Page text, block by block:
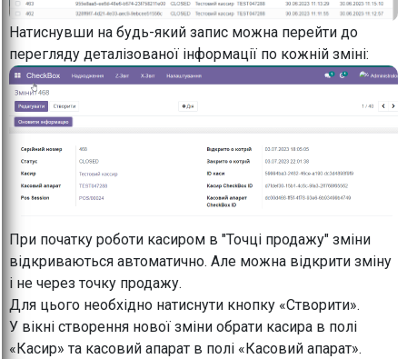
Натиснувши на будь-який запис можна перейти до
перегляду деталізованої інформації по кожній зміні:
При початку роботи касиром в "Точці продажу" зміни
відкриваються автоматично. Але можна відкрити зміну
і не через точку продажу.
Для цього необхідно натиснути кнопку «Створити».
У вікні створення нової зміни обрати касира в полі
«Касир» та касовий апарат в полі «Касовий апарат».